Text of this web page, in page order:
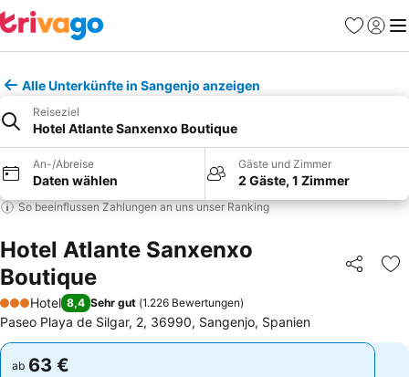
Favoriten
Alle Unterkünfte in Sangenjo anzeigen
Reiseziel
Hotel Atlante Sanxenxo Boutique
An-/Abreise
Daten wählen
Gäste und Zimmer
2 Gäste, 1 Zimmer
So beeinflussen Zahlungen an uns unser Ranking
Hotel Atlante Sanxenxo
Boutique
Teilen
3 Sterne
Hotel 8,4 Sehr gut (1.226 Bewertungen)
Paseo Playa de Silgar, 2, 36990, Sangenjo, Spanien
ab 63 €
ab 63 €